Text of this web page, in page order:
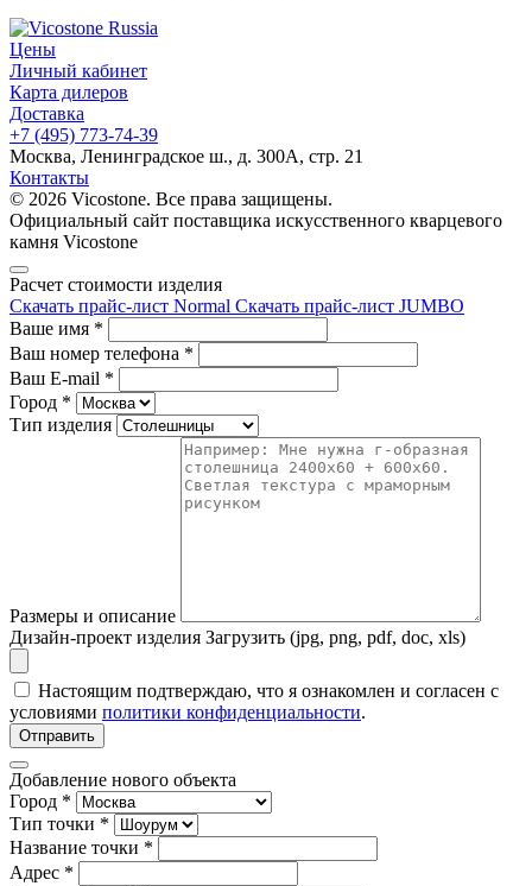
Цены
Личный кабинет
Карта дилеров
Доставка
+7 (495) 773-74-39
Москва, Ленинградское ш., д. 300А, стр. 21
Контакты
© 2026 Vicostone. Все права защищены.
Официальный сайт поставщика искусственного кварцевого
камня Vicostone
Расчет стоимости изделия
Скачать прайс-лист Normal Скачать прайс-лист JUMBO
Ваше имя *
Ваш номер телефона *
Ваш E-mail *
Город *
Тип изделия
Размеры и описание
Дизайн-проект изделия Загрузить (jpg, png, pdf, doc, xls)
Настоящим подтверждаю, что я ознакомлен и согласен с
условиями политики конфиденциальности.
Отправить
Добавление нового объекта
Город *
Тип точки *
Название точки *
Адрес *